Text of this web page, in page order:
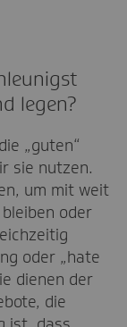
legen?
„guten“
sie nutzen.
um mit weit
oder
oder „hate
dienen der
die